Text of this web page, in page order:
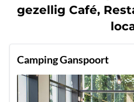
gezellig Café,
Camping Ganspoort